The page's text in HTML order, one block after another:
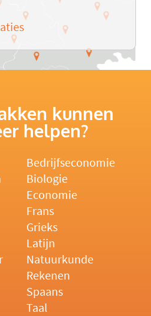
kunnen
helpen?
Bedrijfseconomie
Biologie
Economie
Frans
Grieks
Latijn
Natuurkunde
Rekenen
Spaans
Taal